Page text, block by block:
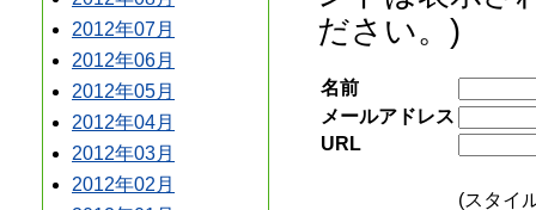
2012年07月
2012年06月
2012年05月
2012年04月
2012年03月
2012年02月
ださい。)
名前
メールアドレス
URL
(スタイ